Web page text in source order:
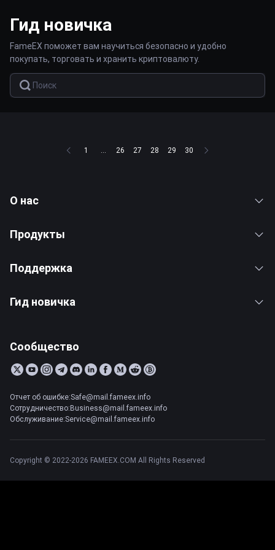
Гид новичка
FameEX поможет вам научиться безопасно и удобно
покупать, торговать и хранить криптовалюту.
1 ... 26 27 28 29 30
О нас
Продукты
Поддержка
Гид новичка
Сообщество
Отчет об ошибке:Safe@mail.fameex.info
Сотрудничество:Business@mail.fameex.info
Обслуживание:Service@mail.fameex.info
Copyright © 2022-2026 FAMEEX.COM All Rights Reserved